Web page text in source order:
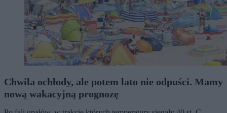
Chwila ochłody, ale potem lato nie odpuści. Mamy
nową wakacyjną prognozę